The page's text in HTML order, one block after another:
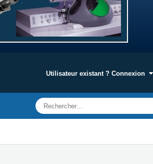
Utilisateur existant ? Connexion